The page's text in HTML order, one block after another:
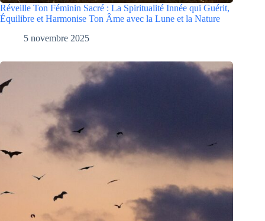
Réveille Ton Féminin Sacré : La Spiritualité Innée qui Guérit,
Équilibre et Harmonise Ton Âme avec la Lune et la Nature
5 novembre 2025